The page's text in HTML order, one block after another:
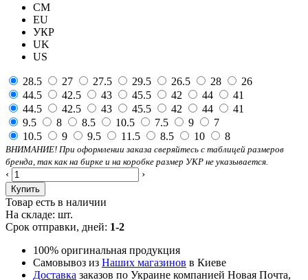
CM
EU
УКР
UK
US
28.5 27 27.5 29.5 26.5 28
26
44.5
42.5 43 45.5 42 44
41
44.5
42.5 43 45.5 42 44
41
9.5
8 8.5 10.5 7.5 9
7
10.5
9 9.5 11.5 8.5 10 8
ВНИМАНИЕ! При оформлении заказа сверяйтесь с таблицей размеров
бренда, так как на бирке и на коробке размер УКР не указывается.
‹ ›
Купить
Товар есть в наличии
На складе: шт.
Срок отправки, дней: 1-2
100% оригинальная продукция
Самовывоз из Наших магазинов в Киеве
Доставка заказов по Украине компанией Новая Почта,